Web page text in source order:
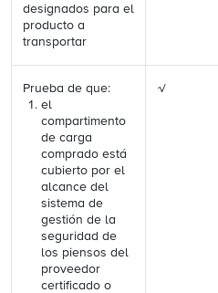
designados para el
producto a
transportar
Prueba de que:
el
compartimento
de carga
comprado está
cubierto por el
alcance del
sistema de
gestión de la
seguridad de
los piensos del
proveedor
certificado o
√